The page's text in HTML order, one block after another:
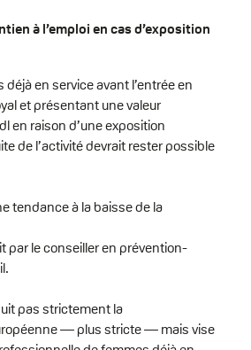
à l’emploi en cas d’exposition
déjà en service avant l’entrée en
et présentant une valeur
en raison d’une exposition
de l’activité devrait rester possible
tendance à la baisse de la
par le conseiller en prévention-
pas strictement la
— plus stricte — mais vise